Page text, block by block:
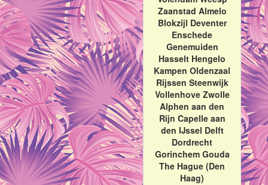
Zaanstad Almelo
Blokzijl Deventer
Enschede
Genemuiden
Hasselt Hengelo
Kampen Oldenzaal
Rijssen Steenwijk
Vollenhove Zwolle
Alphen aan den
Rijn Capelle aan
den IJssel Delft
Dordrecht
Gorinchem Gouda
The Hague (Den
Haag)